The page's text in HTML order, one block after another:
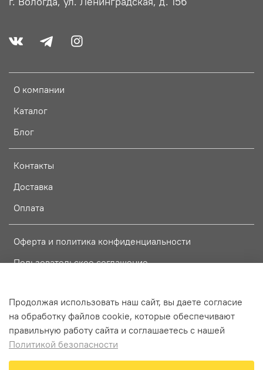
В корзину
О компании
Каталог
Блог
Контакты
Доставка
Оплата
Оферта и политика конфиденциальности
Пользовательское соглашение
Интернет-магазин создан на InSales
Продолжая использовать наш сайт, вы даете согласие
на обработку файлов cookie, которые обеспечивают
правильную работу сайта и соглашаетесь с нашей
Политикой безопасности